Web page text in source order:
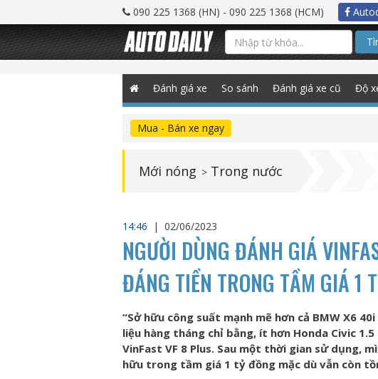
090 225 1368 (HN) - 090 225 1368 (HCM)
Đánh giá xe So sánh Đánh giá xe cũ Độ
Mua - Bán xe ngay
Mới nóng > Trong nước
14:46
| 02/06/2023
NGƯỜI DÙNG ĐÁNH GIÁ
ĐÁNG TIỀN TRONG TẦM GIÁ 1
“Sở hữu công suất mạnh mẽ hơn cả BMW X6
liệu hàng tháng chỉ bằng, ít hơn Honda Civic
VinFast VF 8 Plus. Sau một thời gian sử dụng,
hữu trong tầm giá 1 tỷ đồng mặc dù vẫn còn